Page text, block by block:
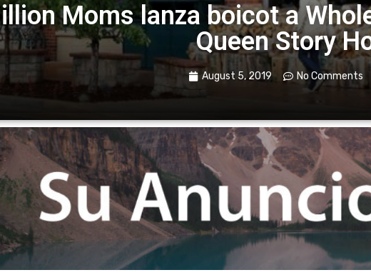
Moms lanza boicot a
Queen Story
August 5, 2019 No Comments